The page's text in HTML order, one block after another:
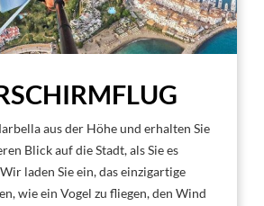
aus der Höhe und erhalten Sie
Blick auf die Stadt, als Sie es
laden Sie ein, das einzigartige
wie ein Vogel zu fliegen, den Wind